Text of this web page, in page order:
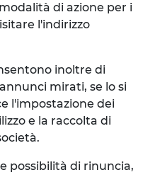
di azione per i
l'indirizzo
inoltre di
mirati, se lo si
l'impostazione dei
e la raccolta di
possibilità di rinuncia,